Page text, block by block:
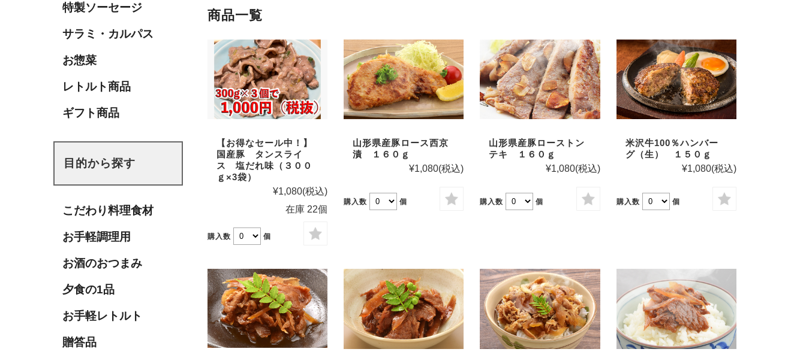
商品一覧
【お得なセール中！】
国産豚 タンスライ
ス 塩だれ味（３００
ｇ×3袋）
¥1,080(税込)
在庫 22個
購入数 個
山形県産豚ロース西京
漬 １６０ｇ
¥1,080(税込)
購入数 個
山形県産豚ローストン
テキ １６０ｇ
¥1,080(税込)
購入数 個
米沢牛100％ハンバー
グ（生） １５０ｇ
¥1,080(税込)
購入数 個
特製ソーセージ
サラミ・カルパス
お惣菜
レトルト商品
ギフト商品
目的から探す
こだわり料理食材
お手軽調理用
お酒のおつまみ
夕食の1品
お手軽レトルト
贈答品